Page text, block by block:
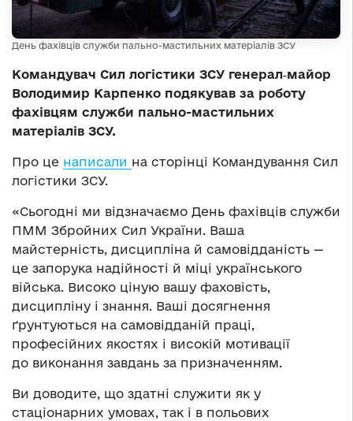
День фахівців служби пально-мастильних матеріалів ЗСУ
Командувач Сил логістики ЗСУ генерал‑майор
Володимир Карпенко подякував за роботу
фахівцям служби пально-мастильних
матеріалів ЗСУ.
Про це написали на сторінці Командування Сил
логістики ЗСУ.
«Сьогодні ми відзначаємо День фахівців служби
ПММ Збройних Сил України. Ваша
майстерність, дисципліна й самовідданість —
це запорука надійності й міці українського
війська. Високо ціную вашу фаховість,
дисципліну і знання. Ваші досягнення
ґрунтуються на самовідданій праці,
професійних якостях і високій мотивації
до виконання завдань за призначенням.
Ви доводите, що здатні служити як у
стаціонарних умовах, так і в польових